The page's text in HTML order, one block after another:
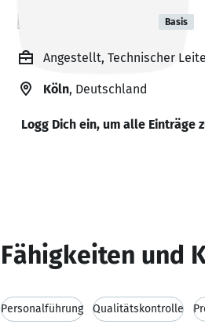
Rüdiger Albin Basis
Angestellt, Technischer
Köln, Deutschland
Logg Dich ein, um alle Einträge
Fähigkeiten und
Personalführung Qualitätskontrolle